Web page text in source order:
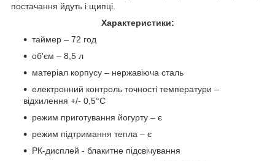
постачання йдуть і щипці.
Характеристики:
таймер – 72 год
об'єм – 8,5 л
матеріал корпусу – нержавіюча сталь
електронний контроль точності температури –
відхилення +/- 0,5°C
режим приготування йогурту – є
режим підтримання тепла – є
РК-дисплей - блакитне підсвічування